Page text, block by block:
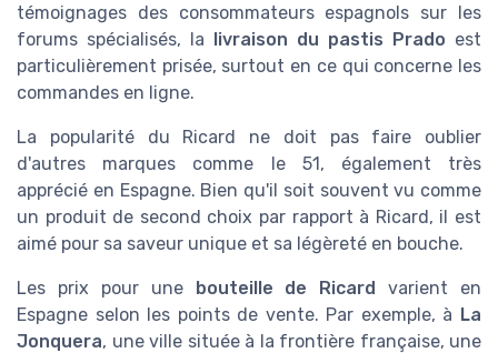
témoignages des consommateurs espagnols sur les
forums spécialisés, la livraison du pastis Prado est
particulièrement prisée, surtout en ce qui concerne les
commandes en ligne.
La popularité du Ricard ne doit pas faire oublier
d'autres marques comme le 51, également très
apprécié en Espagne. Bien qu'il soit souvent vu comme
un produit de second choix par rapport à Ricard, il est
aimé pour sa saveur unique et sa légèreté en bouche.
Les prix pour une bouteille de Ricard varient en
Espagne selon les points de vente. Par exemple, à La
Jonquera, une ville située à la frontière française, une